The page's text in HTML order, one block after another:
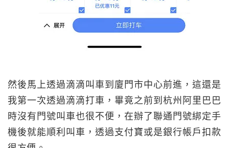
然後馬上透過滴滴叫車到廈門市中心前進，這還是
我第一次透過滴滴打車，畢竟之前到杭州阿里巴巴
時沒有門號叫車也很不便，在辦了聯通門號綁定手
機後就能順利叫車，透過支付寶或是銀行帳戶扣款